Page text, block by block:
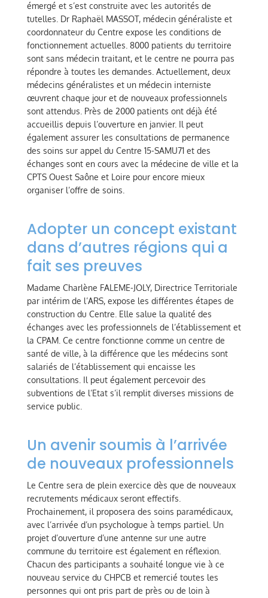
émergé et s’est construite avec les autorités de
tutelles. Dr Raphaël MASSOT, médecin généraliste et
coordonnateur du Centre expose les conditions de
fonctionnement actuelles. 8000 patients du territoire
sont sans médecin traitant, et le centre ne pourra pas
répondre à toutes les demandes. Actuellement, deux
médecins généralistes et un médecin interniste
œuvrent chaque jour et de nouveaux professionnels
sont attendus. Près de 2000 patients ont déjà été
accueillis depuis l’ouverture en janvier. Il peut
également assurer les consultations de permanence
des soins sur appel du Centre 15-SAMU71 et des
échanges sont en cours avec la médecine de ville et la
CPTS Ouest Saône et Loire pour encore mieux
organiser l’offre de soins.
Adopter un concept existant
dans d’autres régions qui a
fait ses preuves
Madame Charlène FALEME-JOLY, Directrice Territoriale
par intérim de l’ARS, expose les différentes étapes de
construction du Centre. Elle salue la qualité des
échanges avec les professionnels de l’établissement et
la CPAM. Ce centre fonctionne comme un centre de
santé de ville, à la différence que les médecins sont
salariés de l’établissement qui encaisse les
consultations. Il peut également percevoir des
subventions de l’Etat s’il remplit diverses missions de
service public.
Un avenir soumis à l’arrivée
de nouveaux professionnels
Le Centre sera de plein exercice dès que de nouveaux
recrutements médicaux seront effectifs.
Prochainement, il proposera des soins paramédicaux,
avec l’arrivée d’un psychologue à temps partiel. Un
projet d’ouverture d’une antenne sur une autre
commune du territoire est également en réflexion.
Chacun des participants a souhaité longue vie à ce
nouveau service du CHPCB et remercié toutes les
personnes qui ont pris part de près ou de loin à